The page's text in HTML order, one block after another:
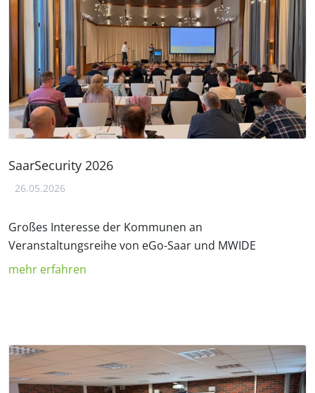
SaarSecurity 2026
26.05.2026
Großes Interesse der Kommunen an
Veranstaltungsreihe von eGo-Saar und MWIDE
mehr erfahren